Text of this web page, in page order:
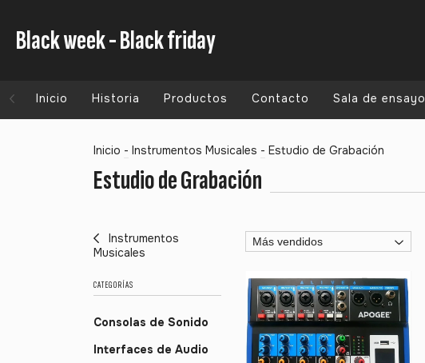
Black week - Black friday
Inicio Historia Productos Contacto Sala de ensayo
Inicio - Instrumentos Musicales - Estudio de Grabación
Estudio de Grabación
Instrumentos
Musicales
CATEGORÍAS
Consolas de Sonido
Interfaces de Audio